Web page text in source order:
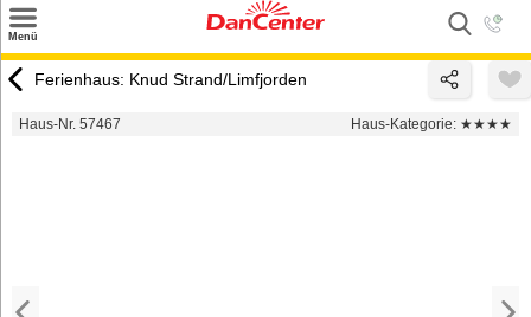
Menü
Urlaubsziele
Ferienhaus: Knud Strand/Limfjorden
Haus-Nr. 57467 Haus-Kategorie: ★★★★